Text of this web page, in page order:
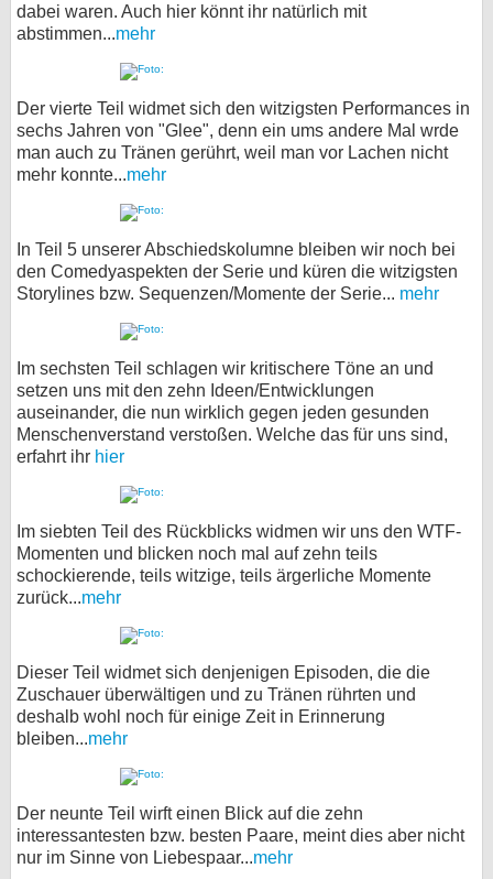
dabei waren. Auch hier könnt ihr natürlich mit
abstimmen...mehr
Der vierte Teil widmet sich den witzigsten Performances in
sechs Jahren von "Glee", denn ein ums andere Mal wrde
man auch zu Tränen gerührt, weil man vor Lachen nicht
mehr konnte...mehr
In Teil 5 unserer Abschiedskolumne bleiben wir noch bei
den Comedyaspekten der Serie und küren die witzigsten
Storylines bzw. Sequenzen/Momente der Serie... mehr
Im sechsten Teil schlagen wir kritischere Töne an und
setzen uns mit den zehn Ideen/Entwicklungen
auseinander, die nun wirklich gegen jeden gesunden
Menschenverstand verstoßen. Welche das für uns sind,
erfahrt ihr hier
Im siebten Teil des Rückblicks widmen wir uns den WTF-
Momenten und blicken noch mal auf zehn teils
schockierende, teils witzige, teils ärgerliche Momente
zurück...mehr
Dieser Teil widmet sich denjenigen Episoden, die die
Zuschauer überwältigen und zu Tränen rührten und
deshalb wohl noch für einige Zeit in Erinnerung
bleiben...mehr
Der neunte Teil wirft einen Blick auf die zehn
interessantesten bzw. besten Paare, meint dies aber nicht
nur im Sinne von Liebespaar...mehr